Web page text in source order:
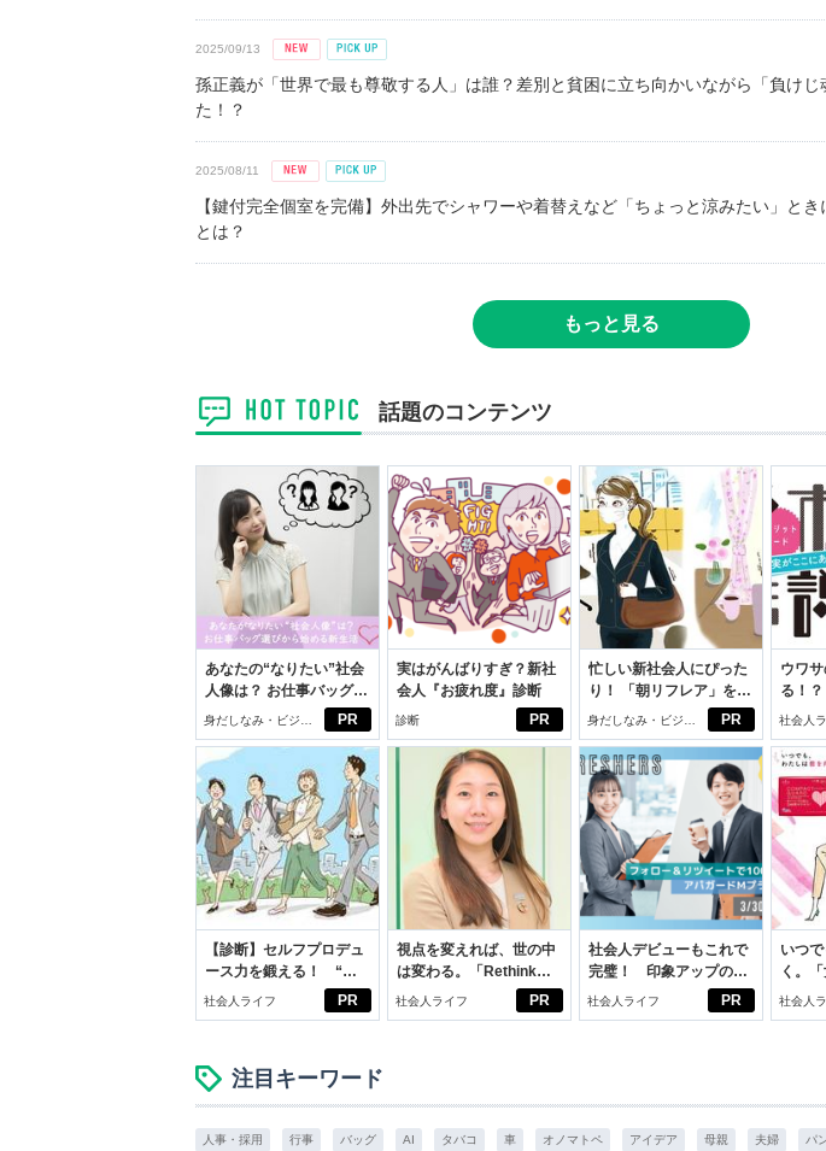
2025/09/13
孫正義が「世界で最も尊敬する人」は誰？差別と貧困に立ち向かいながら「負けじ
た！？
2025/08/11
【鍵付完全個室を完備】外出先でシャワーや着替えなど「ちょっと涼みたい」と
とは？
もっと見る
話題のコンテンツ
PR
あなたの“なりたい”社会
人像は？ お仕事バッグ選
びから始める新生活
身だしなみ・ビジネ
スアイテム
PR
実はがんばりすぎ？新社
会人『お疲れ度』診断
診断 PR
忙しい新社会人にぴった
り！ 「朝リフレア」をは
じめよう。しっかりニオ
イケアして24時間快適。
身だしなみ・ビジネ
スアイテム
ウワ
る！
ドの都
社会人
PR
【診断】セルフプロデュ
ース力を鍛える！ “ジ
ブン観”診断
社会人ライフ PR
視点を変えれば、世の中
は変わる。「Rethink
PROJECT」がつたえた
社会人ライフ PR
社会人デビューもこれで
完璧！ 印象アップのセ
ルフプロデュース術
社会人ライフ
いつ
く。
向き
社会人
注目キーワード
人事・採用 行事 バッグ AI タバコ 車 オノマトペ アイデア 母親 夫婦 パ